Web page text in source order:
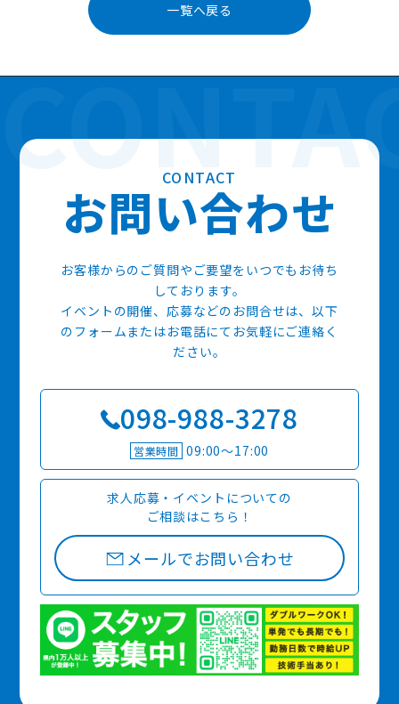
ョ
一覧へ戻る
CONTACT
お問い合わせ
お客様からのご質問やご要望をいつでもお待ち
しております。
イベントの開催、応募などのお問合せは、以下
のフォームまたはお電話にてお気軽にご連絡く
ださい。
098-988-3278
営業時間 09:00〜17:00
求人応募・イベントについての
ご相談はこちら！
メールでお問い合わせ